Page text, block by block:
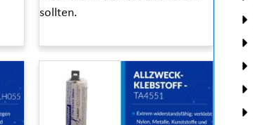
sollten.